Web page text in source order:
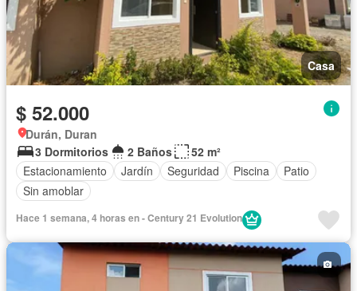
Casa
$ 52.000
Durán, Duran
3 Dormitorios
2 Baños
52 m²
Estacionamiento
Jardín Seguridad Piscina
Patio
Sin amoblar
Hace 1 semana, 4 horas en - Century 21 Evolution